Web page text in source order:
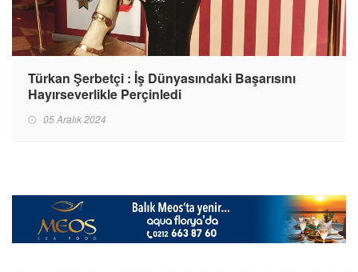
Türkan Şerbetçi : İş Dünyasındaki Başarısını
Hayırseverlikle Perçinledi
05 Aralık 2024